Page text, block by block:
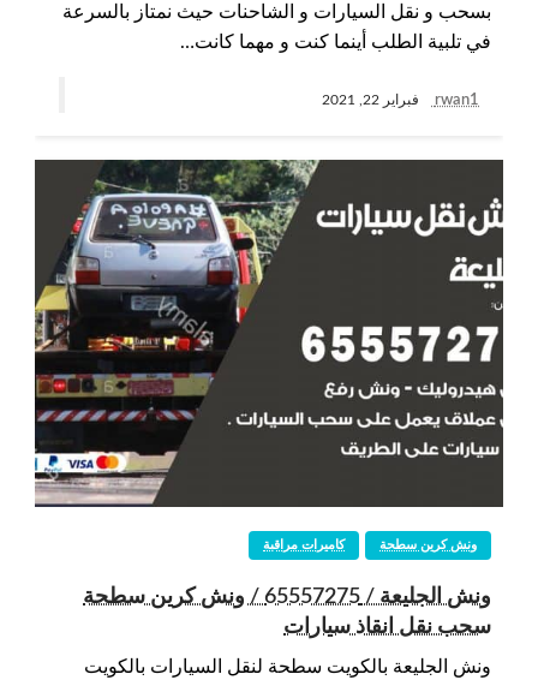
بسحب و نقل السيارات و الشاحنات حيث نمتاز بالسرعة
في تلبية الطلب أينما كنت و مهما كانت…
rwan1 فبراير 22, 2021
كاميرات مراقبة ونش كرين سطحة
ونش الجليعة / 65557275 / ونش كرين سطحة
سحب نقل انقاذ سيارات
ونش الجليعة بالكويت سطحة لنقل السيارات بالكويت